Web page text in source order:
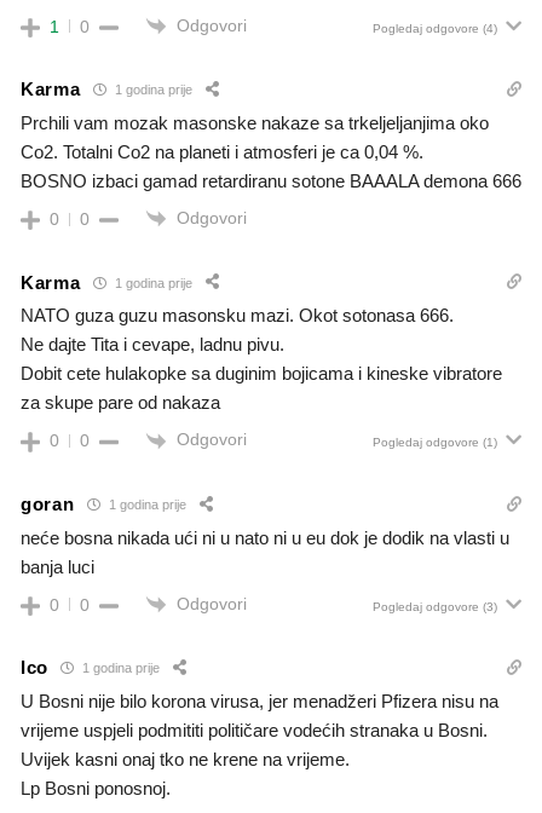
1 0 Odgovori Pogledaj odgovore (4)
Karma 1 godina prije
Prchili vam mozak masonske nakaze sa trkeljeljanjima oko
Co2. Totalni Co2 na planeti i atmosferi je ca 0,04 %.
BOSNO izbaci gamad retardiranu sotone BAAALA demona 666
0 0 Odgovori
Karma 1 godina prije
NATO guza guzu masonsku mazi. Okot sotonasa 666.
Ne dajte Tita i cevape, ladnu pivu.
Dobit cete hulakopke sa duginim bojicama i kineske vibratore
za skupe pare od nakaza
0 0 Odgovori Pogledaj odgovore (1)
goran 1 godina prije
neće bosna nikada ući ni u nato ni u eu dok je dodik na vlasti u
banja luci
0 0 Odgovori Pogledaj odgovore (3)
Ico 1 godina prije
U Bosni nije bilo korona virusa, jer menadžeri Pfizera nisu na
vrijeme uspjeli podmititi političare vodećih stranaka u Bosni.
Uvijek kasni onaj tko ne krene na vrijeme.
Lp Bosni ponosnoj.